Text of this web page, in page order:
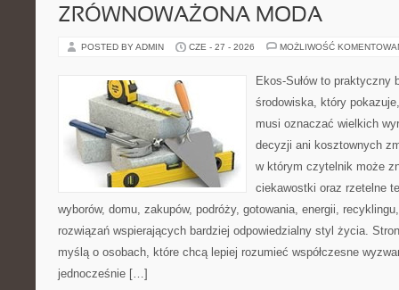
ZRÓWNOWAŻONA MODA
POSTED BY ADMIN CZE - 27 - 2026 MOŻLIWOŚĆ
Ekos-Sułów to praktyczny
środowiska, który
musi oznaczać wielkich
decyzji ani kosztownych
w którym czytelnik może
ciekawostki oraz rzetelne
wyborów, domu, zakupów, podróży, gotowania, energii,
rozwiązań wspierających bardziej odpowiedzialny styl życia.
myślą o osobach, które chcą lepiej rozumieć współczesne
jednocześnie […]